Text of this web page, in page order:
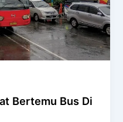
Bertemu Bus Di